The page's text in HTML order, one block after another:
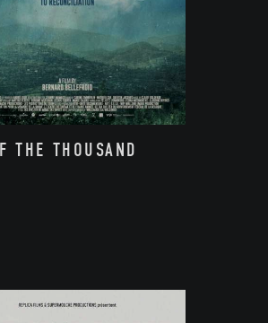
THE THOUSAND